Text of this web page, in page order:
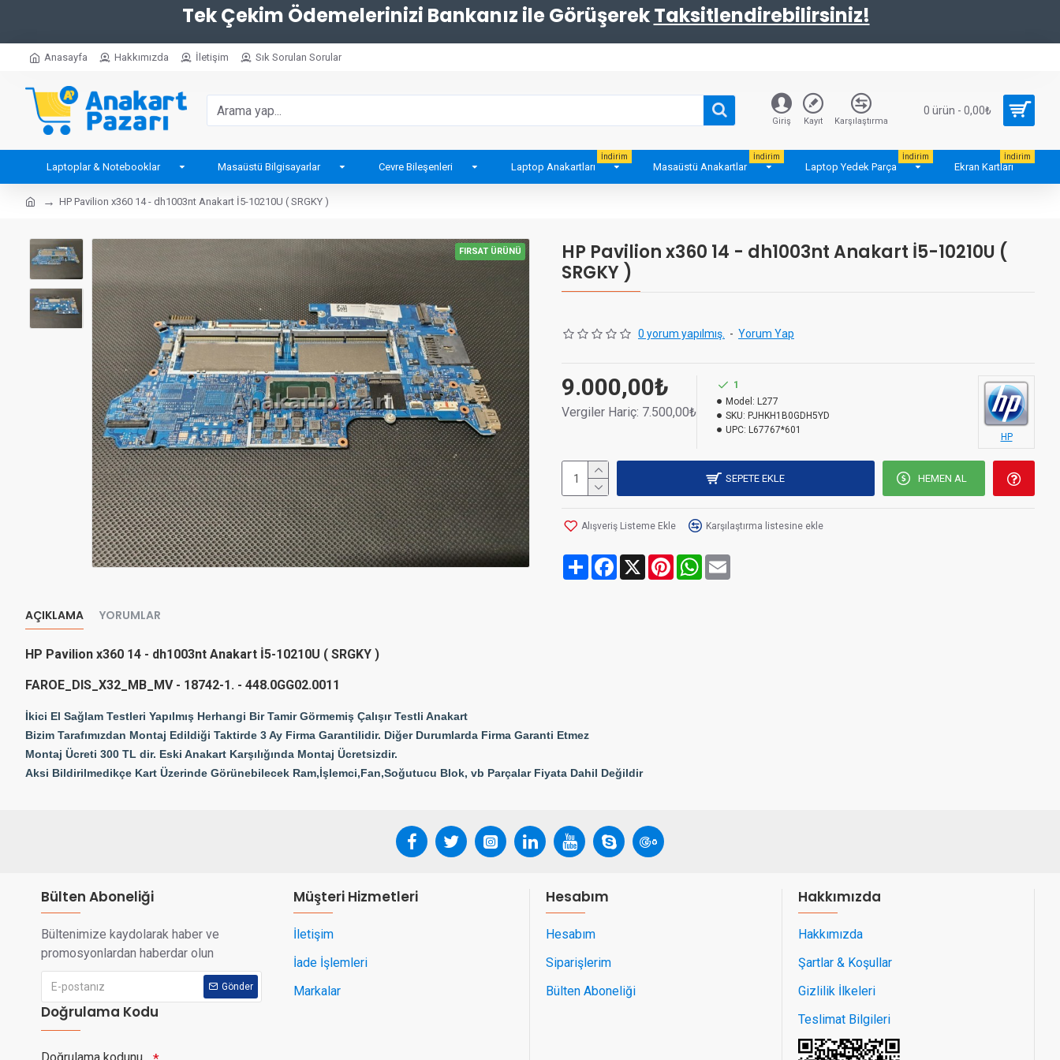
Tek Çekim Ödemelerinizi Bankanız ile GörüşerekTaksitlendirebilirsiniz!
Anasayfa Hakkımızda İletişim Sık Sorulan Sorular
Giriş Kayıt Karşılaştırma
0 ürün - 0,00₺
Laptoplar & Notebooklar Masaüstü Bilgisayarlar Cevre Bileşenleri Laptop Anakartları
İndirim
Masaüstü Anakartlar
İndirim
Laptop Yedek Parça
İndirim
Ekran Kartları
İndirim
HP Pavilion x360 14 - dh1003nt Anakart İ5-10210U ( SRGKY )
FIRSAT ÜRÜNÜ
HP Pavilion x360 14 - dh1003nt Anakart İ5-10210U (
SRGKY )
0 yorum yapılmış. - Yorum Yap
9.000,00₺
Vergiler Hariç: 7.500,00₺
1
Model: L277
SKU: PJHKH1B0GDH5YD
UPC: L67767*601
HP
SEPETE EKLE HEMEN AL
Alışveriş Listeme Ekle Karşılaştırma listesine ekle
Share Facebook
X PinterestWhatsApp
AÇIKLAMA YORUMLAR
HP Pavilion x360 14 - dh1003nt Anakart İ5-10210U ( SRGKY )
FAROE_DIS_X32_MB_MV - 18742-1. - 448.0GG02.0011
İkici El Sağlam Testleri Yapılmış Herhangi Bir Tamir Görmemiş Çalışır Testli Anakart
Bizim Tarafımızdan Montaj Edildiği Taktirde 3 Ay Firma Garantilidir. Diğer Durumlarda Firma Garanti Etmez
Montaj Ücreti 300 TL dir. Eski Anakart Karşılığında Montaj Ücretsizdir.
Aksi Bildirilmedikçe Kart Üzerinde Görünebilecek Ram,İşlemci,Fan,Soğutucu Blok, vb Parçalar Fiyata Dahil Değildir
Bülten Aboneliği
Bültenimize kaydolarak haber ve
promosyonlardan haberdar olun
Gönder
Doğrulama Kodu
Müşteri Hizmetleri
İletişim
İade İşlemleri
Markalar
Hesabım
Hesabım
Siparişlerim
Bülten Aboneliği
Hakkımızda
Hakkımızda
Şartlar & Koşullar
Gizlilik İlkeleri
Teslimat Bilgileri